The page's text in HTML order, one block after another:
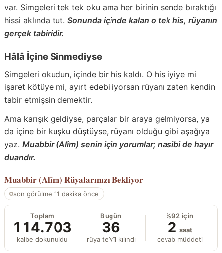
var. Simgeleri tek tek oku ama her birinin sende bıraktığı
hissi aklında tut. Sonunda içinde kalan o tek his, rüyanın
gerçek tabiridir.
Hâlâ İçine Sinmediyse
Simgeleri okudun, içinde bir his kaldı. O his iyiye mi
işaret kötüye mi, ayırt edebiliyorsan rüyanı zaten kendin
tabir etmişsin demektir.
Ama karışık geldiyse, parçalar bir araya gelmiyorsa, ya
da içine bir kuşku düştüyse, rüyanı olduğu gibi aşağıya
yaz. Muabbir (Alîm) senin için yorumlar; nasibi de hayır
duandır.
Muabbir (Alîm) Rüyalarınızı Bekliyor
son görülme 11 dakika önce
Toplam
114.703
kalbe dokunuldu
Bugün
36
rüya te’vîl kılındı
%92 için
2 saat
cevab müddeti